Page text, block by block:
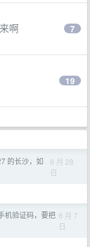
啊 7
19
的长沙，如
6 月 28
日
机验证码，要把 6 月 7
日